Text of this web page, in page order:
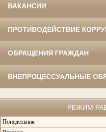
ВАКАНСИИ
ПРОТИВОДЕЙСТВИЕ
ОБРАЩЕНИЯ ГРАЖДАН
ВНЕПРОЦЕССУАЛЬНЫЕ
РЕЖИМ
Понедельник